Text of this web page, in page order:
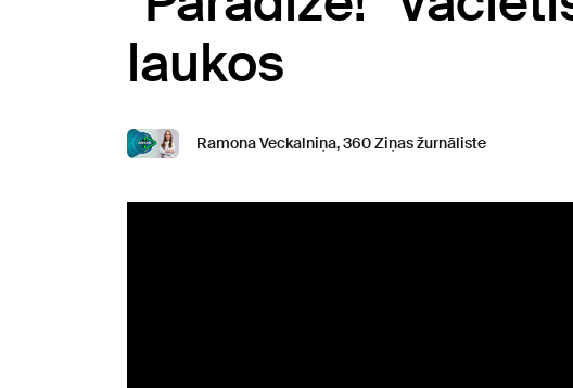
laukos
Ramona Veckalniņa, 360 Ziņas žurnāliste